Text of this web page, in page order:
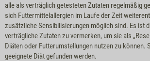
alle als verträglich getesteten Zutaten regelmäßig
sich Futtermittelallergien im Laufe der Zeit
zusätzliche Sensibilisierungen möglich sind. Es ist
verträgliche Zutaten zu vermerken, um sie als
Diäten oder Futterumstellungen nutzen zu können.
geeignete Diät gefunden werden.